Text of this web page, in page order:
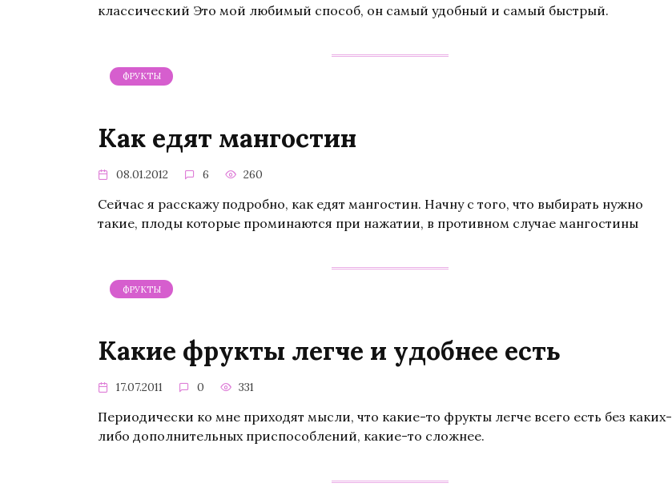
классический Это мой любимый способ, он самый удобный и самый быстрый.
ФРУКТЫ
Как едят мангостин
08.01.2012 6 260
Сейчас я расскажу подробно, как едят мангостин. Начну с того, что выбирать нужно
такие, плоды которые проминаются при нажатии, в противном случае мангостины
ФРУКТЫ
Какие фрукты легче и удобнее есть
17.07.2011 0 331
Периодически ко мне приходят мысли, что какие-то фрукты легче всего есть без каких-
либо дополнительных приспособлений, какие-то сложнее.